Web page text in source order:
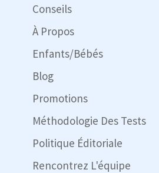
Conseils
À Propos
Enfants/Bébés
Blog
Promotions
Méthodologie Des Tests
Politique Éditoriale
Rencontrez L'équipe